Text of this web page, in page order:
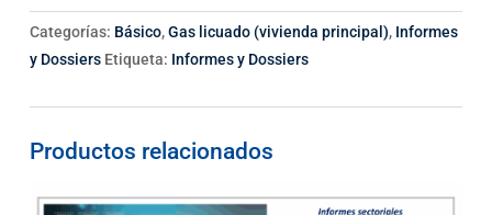
Categorías: Básico,Gas licuado (vivienda principal), Informes
y Dossiers Etiqueta: Informes y Dossiers
Productos relacionados